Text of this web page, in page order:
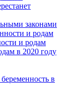
законами
и родам
и родам
в 2020 году
в